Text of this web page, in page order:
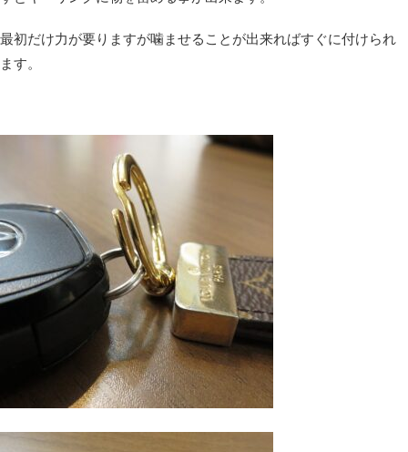
最初だけ力が要りますが噛ませることが出来ればすぐに付けられ
ます。